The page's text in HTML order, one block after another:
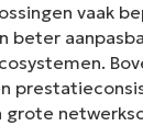
vaak
beter
grote